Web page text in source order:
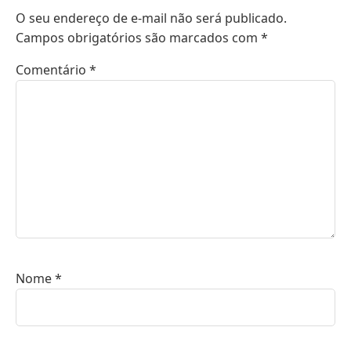
O seu endereço de e-mail não será publicado.
Campos obrigatórios são marcados com *
Comentário *
Nome*